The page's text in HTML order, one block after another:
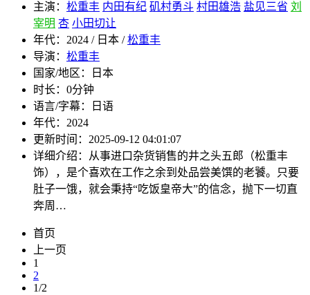
主演： 松重丰 内田有纪 矶村勇斗 村田雄浩 盐见三省 刘
宰明 杏 小田切让
年代： 2024 / 日本 /松重丰
导演： 松重丰
国家/地区：
日本
时长： 0分钟
语言/字幕：
日语
年代： 2024
更新时间： 2025-09-12 04:01:07
详细介绍： 从事进口杂货销售的井之头五郎（松重丰
饰），是个喜欢在工作之余到处品尝美馔的老饕。只要
肚子一饿，就会秉持“吃饭皇帝大”的信念，抛下一切直
奔周…
首页
上一页
1
2
1/2